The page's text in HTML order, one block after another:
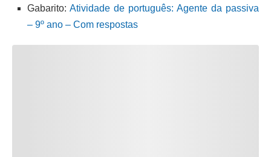
Gabarito: Atividade de português: Agente da passiva
– 9º ano – Com respostas